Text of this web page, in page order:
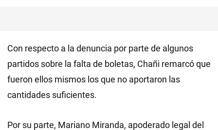
Con respecto a la denuncia por parte de algunos
partidos sobre la falta de boletas, Chañi remarcó que
fueron ellos mismos los que no aportaron las
cantidades suficientes.
Por su parte, Mariano Miranda, apoderado legal del